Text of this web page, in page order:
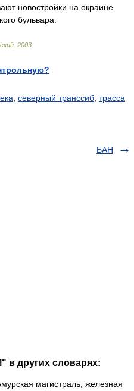
новостройки на окраине
бульвара.
2003
северный транссиб трасса
БАН
в других словарях:
магистраль, железная